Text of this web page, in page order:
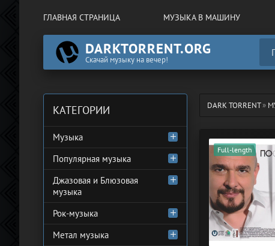
ГЛАВНАЯ СТРАНИЦА МУЗЫКА В МАШИНУ
DARKTORRENT.ORG
Скачай музыку на вечер!
DARK TORRENT»
Full-length
КАТЕГОРИИ
Музыка
Популярная музыка
Джазовая и Блюзовая
музыка
Рок-музыка
Метал музыка